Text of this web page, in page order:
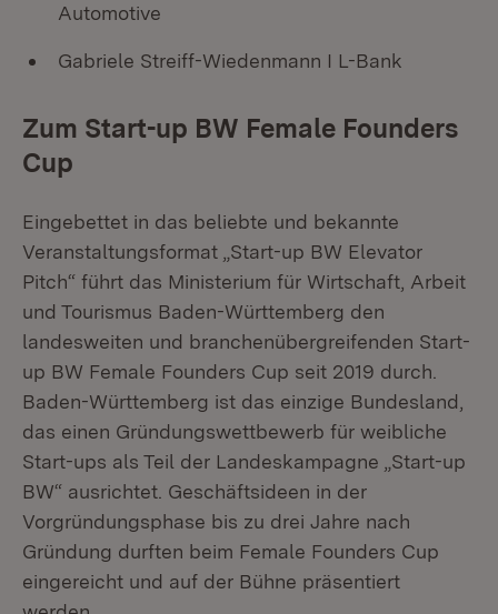
Automotive
Gabriele Streiff-Wiedenmann I L-Bank
Zum Start-up BW Female Founders
Cup
Eingebettet in das beliebte und bekannte
Veranstaltungsformat „Start-up BW Elevator
Pitch“ führt das Ministerium für Wirtschaft, Arbeit
und Tourismus Baden-Württemberg den
landesweiten und branchenübergreifenden Start-
up BW Female Founders Cup seit 2019 durch.
Baden-Württemberg ist das einzige Bundesland,
das einen Gründungswettbewerb für weibliche
Start-ups als Teil der Landeskampagne „Start-up
BW“ ausrichtet. Geschäftsideen in der
Vorgründungsphase bis zu drei Jahre nach
Gründung durften beim Female Founders Cup
eingereicht und auf der Bühne präsentiert